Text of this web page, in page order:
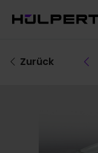
Zurück